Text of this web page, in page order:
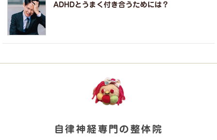
ADHDとうまく付き合うためには？
自律神経専門の整体院